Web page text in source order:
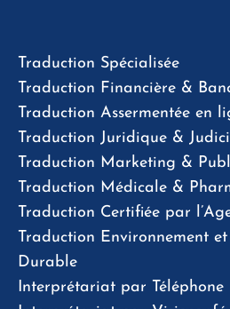
Traduction Spécialisée
Traduction Financière &
Traduction Assermentée en
Traduction Juridique &
Traduction Marketing &
Traduction Médicale &
Traduction Certifiée par
Traduction Environnement
Durable
Interprétariat par Téléphone